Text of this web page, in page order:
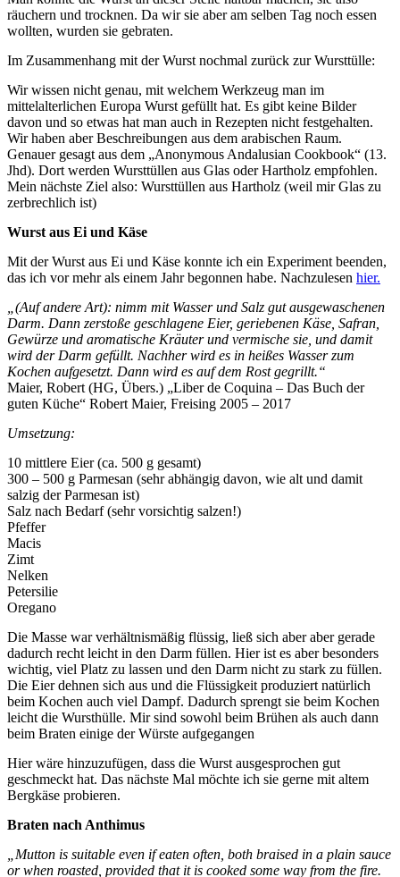
räuchern und trocknen. Da wir sie aber am selben Tag noch essen
wollten, wurden sie gebraten.
Im Zusammenhang mit der Wurst nochmal zurück zur Wursttülle:
Wir wissen nicht genau, mit welchem Werkzeug man im
mittelalterlichen Europa Wurst gefüllt hat. Es gibt keine Bilder
davon und so etwas hat man auch in Rezepten nicht festgehalten.
Wir haben aber Beschreibungen aus dem arabischen Raum.
Genauer gesagt aus dem „Anonymous Andalusian Cookbook“ (13.
Jhd). Dort werden Wursttüllen aus Glas oder Hartholz empfohlen.
Mein nächste Ziel also: Wursttüllen aus Hartholz (weil mir Glas zu
zerbrechlich ist)
Wurst aus Ei und Käse
Mit der Wurst aus Ei und Käse konnte ich ein Experiment beenden,
das ich vor mehr als einem Jahr begonnen habe. Nachzulesen hier.
„(Auf andere Art): nimm mit Wasser und Salz gut ausgewaschenen
Darm. Dann zerstoße geschlagene Eier, geriebenen Käse, Safran,
Gewürze und aromatische Kräuter und vermische sie, und damit
wird der Darm gefüllt. Nachher wird es in heißes Wasser zum
Kochen aufgesetzt. Dann wird es auf dem Rost gegrillt.“
Maier, Robert (HG, Übers.) „Liber de Coquina – Das Buch der
guten Küche“ Robert Maier, Freising 2005 – 2017
Umsetzung:
10 mittlere Eier (ca. 500 g gesamt)
300 – 500 g Parmesan (sehr abhängig davon, wie alt und damit
salzig der Parmesan ist)
Salz nach Bedarf (sehr vorsichtig salzen!)
Pfeffer
Macis
Zimt
Nelken
Petersilie
Oregano
Die Masse war verhältnismäßig flüssig, ließ sich aber aber gerade
dadurch recht leicht in den Darm füllen. Hier ist es aber besonders
wichtig, viel Platz zu lassen und den Darm nicht zu stark zu füllen.
Die Eier dehnen sich aus und die Flüssigkeit produziert natürlich
beim Kochen auch viel Dampf. Dadurch sprengt sie beim Kochen
leicht die Wursthülle. Mir sind sowohl beim Brühen als auch dann
beim Braten einige der Würste aufgegangen
Hier wäre hinzuzufügen, dass die Wurst ausgesprochen gut
geschmeckt hat. Das nächste Mal möchte ich sie gerne mit altem
Bergkäse probieren.
Braten nach Anthimus
„Mutton is suitable even if eaten often, both braised in a plain sauce
or when roasted, provided that it is cooked some way from the fire.